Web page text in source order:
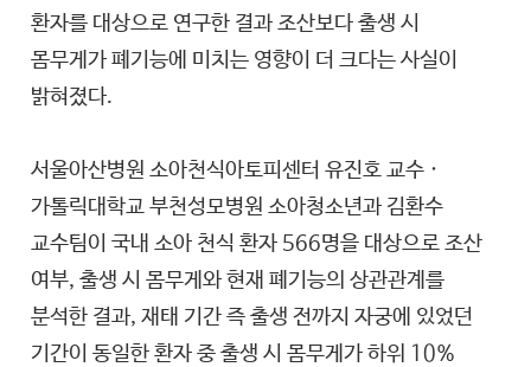
환자를 대상으로 연구한 결과 조산보다 출생 시
몸무게가 폐기능에 미치는 영향이 더 크다는 사실이
밝혀졌다.
서울아산병원 소아천식아토피센터 유진호 교수 ·
가톨릭대학교 부천성모병원 소아청소년과 김환수
교수팀이 국내 소아 천식 환자 566명을 대상으로 조산
여부, 출생 시 몸무게와 현재 폐기능의 상관관계를
분석한 결과, 재태 기간 즉 출생 전까지 자궁에 있었던
기간이 동일한 환자 중 출생 시 몸무게가 하위 10%